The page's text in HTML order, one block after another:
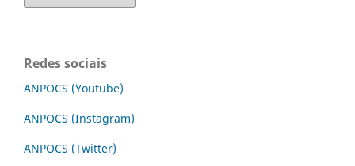
Redes sociais
ANPOCS (Youtube)
ANPOCS (Instagram)
ANPOCS (Twitter)